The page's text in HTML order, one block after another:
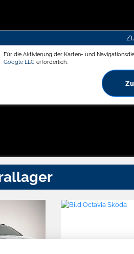
Für die Aktivierung der Karten- und
Google LLC erforderlich.